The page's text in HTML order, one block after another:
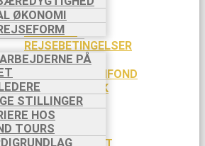
ØKONOMI
PÅ
STILLINGER
HOS
TOURS
INFO
BETALING
REJSEBETINGELSER
FORSIKRINGER
REJSEGARANTIFOND
COOKIEPOLITIK
SLETTE
COOKIES
EVENTYRSPORT